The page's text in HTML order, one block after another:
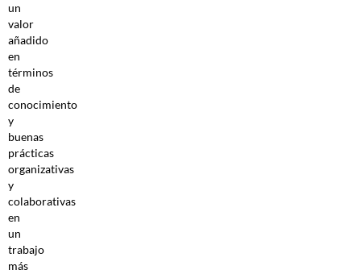
un
valor
añadido
en
términos
de
conocimiento
y
buenas
prácticas
organizativas
y
colaborativas
en
un
trabajo
más